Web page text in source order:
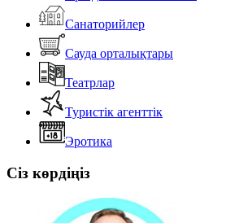
Санаторийлер
Сауда орталықтары
Театрлар
Туристік агенттік
Эротика
Сіз көрдіңіз